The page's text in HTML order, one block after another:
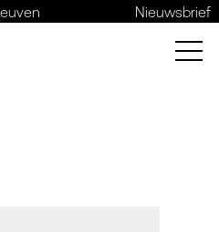
Nieuwsbrief